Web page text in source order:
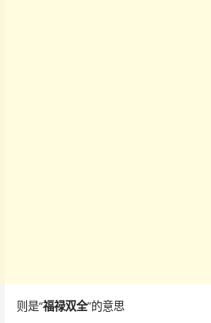
则是“福禄双全”的意思